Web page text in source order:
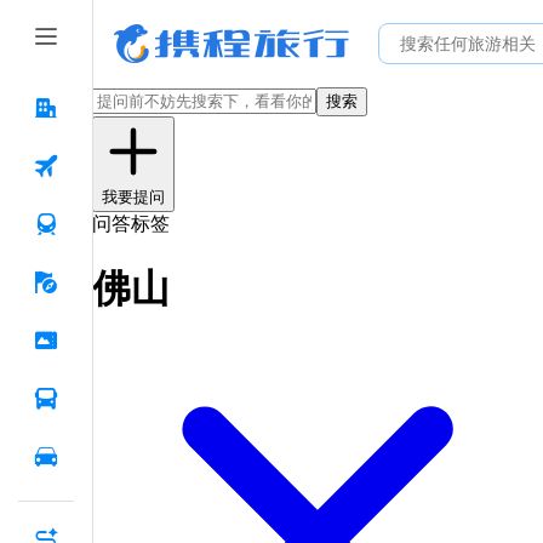
搜索
我要提问
问答标签
佛山